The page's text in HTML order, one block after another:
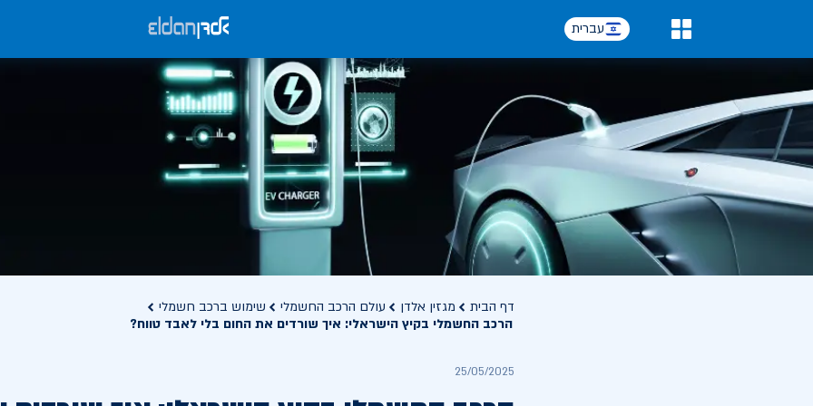
עברית
דף הבית מגזין אלדן עולם הרכב החשמלי
שימוש ברכב חשמלי
הרכב החשמלי בקיץ הישראלי: איך שורדים את החום בלי לאבד טווח?
25/05/2025